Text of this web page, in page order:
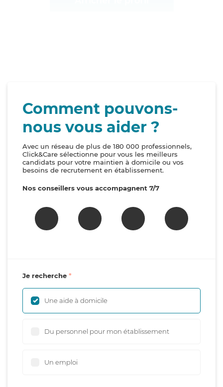
Comment pouvons-
nous vous aider ?
Avec un réseau de plus de 180 000 professionnels,
Click&Care sélectionne pour vous les meilleurs
candidats pour votre maintien à domicile ou vos
besoins de recrutement en établissement.
Nos conseillers vous accompagnent 7/7
Je recherche
Une aide à domicile
Du personnel pour mon établissement
Un emploi